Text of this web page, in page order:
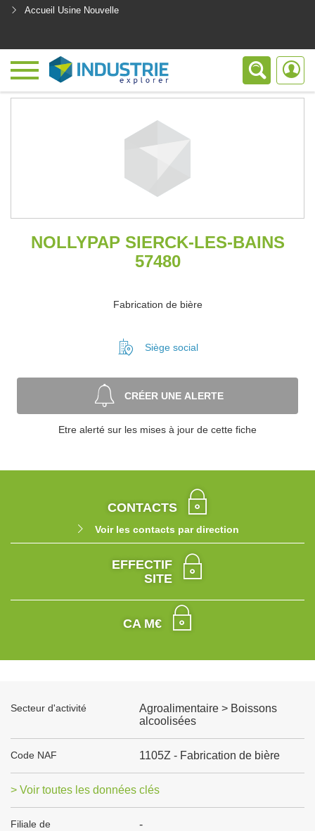
Accueil Usine Nouvelle
NOLLYPAP SIERCK-LES-BAINS
57480
Fabrication de bière
Siège social
CRÉER UNE ALERTE
Etre alerté sur les mises à jour de cette fiche
CONTACTS
Voir les contacts par direction
EFFECTIF
SITE
CA M€
Secteur d'activité
Agroalimentaire > Boissons
alcoolisées
Code NAF 1105Z - Fabrication de bière
> Voir toutes les données clés
Filiale de -